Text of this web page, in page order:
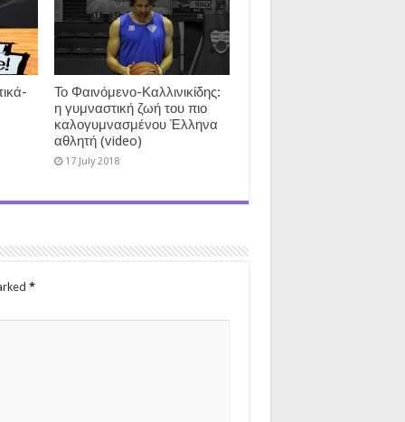
Το Φαινόμενο-Καλλινικίδης:
η γυμναστική ζωή του πιο
καλογυμνασμένου Έλληνα
αθλητή (video)
17 July 2018
*